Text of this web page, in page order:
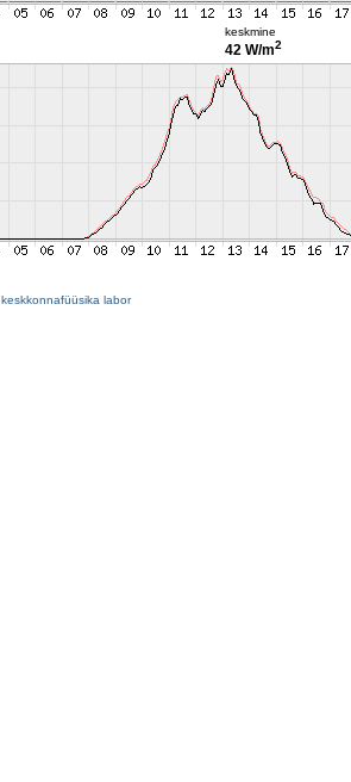
keskmine
42 W/m2
keskkonnafüüsika labor